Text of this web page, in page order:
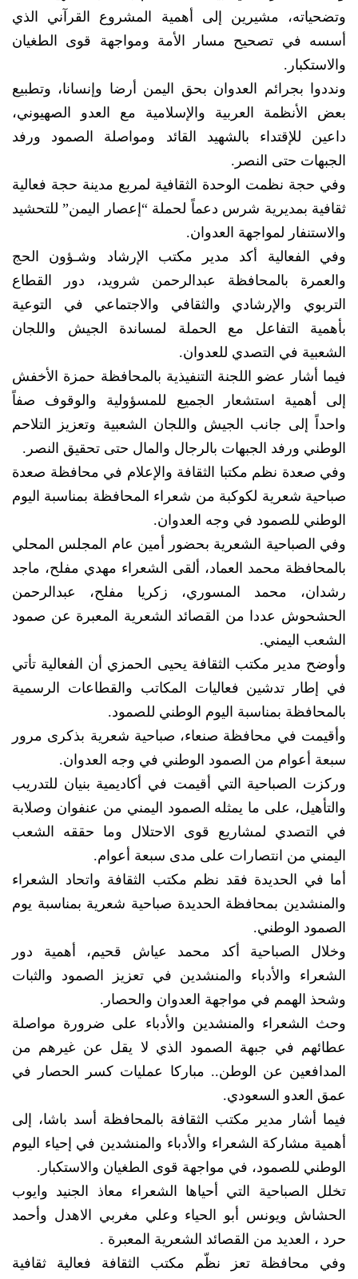
وتضحياته، مشيرين إلى أهمية المشروع القرآني الذي
أسسه في تصحيح مسار الأمة ومواجهة قوى الطغيان
والاستكبار.
ونددوا بجرائم العدوان بحق اليمن أرضا وإنسانا، وتطبيع
بعض الأنظمة العربية والإسلامية مع العدو الصهيوني،
داعين للإقتداء بالشهيد القائد ومواصلة الصمود ورفد
الجبهات حتى النصر.
وفي حجة نظمت الوحدة الثقافية لمربع مدينة حجة فعالية
ثقافية بمديرية شرس دعماً لحملة “إعصار اليمن” للتحشيد
والاستنفار لمواجهة العدوان.
وفي الفعالية أكد مدير مكتب الإرشاد وشـؤون الحج
والعمرة بالمحافظة عبدالرحمن شرويد، دور القطاع
التربوي والإرشادي والثقافي والاجتماعي في التوعية
بأهمية التفاعل مع الحملة لمساندة الجيش واللجان
الشعبية في التصدي للعدوان.
فيما أشار عضو اللجنة التنفيذية بالمحافظة حمزة الأخفش
إلى أهمية استشعار الجميع للمسؤولية والوقوف صفاً
واحداً إلى جانب الجيش واللجان الشعبية وتعزيز التلاحم
الوطني ورفد الجبهات بالرجال والمال حتى تحقيق النصر.
وفي صعدة نظم مكتبا الثقافة والإعلام في محافظة صعدة
صباحية شعرية لكوكبة من شعراء المحافظة بمناسبة اليوم
الوطني للصمود في وجه العدوان.
وفي الصباحية الشعرية بحضور أمين عام المجلس المحلي
بالمحافظة محمد العماد، ألقى الشعراء مهدي مفلح، ماجد
رشدان، محمد المسوري، زكريا مفلح، عبدالرحمن
الحشحوش عددا من القصائد الشعرية المعبرة عن صمود
الشعب اليمني.
وأوضح مدير مكتب الثقافة يحيى الحمزي أن الفعالية تأتي
في إطار تدشين فعاليات المكاتب والقطاعات الرسمية
بالمحافظة بمناسبة اليوم الوطني للصمود.
وأقيمت في محافظة صنعاء، صباحية شعرية بذكرى مرور
سبعة أعوام من الصمود الوطني في وجه العدوان.
وركزت الصباحية التي أقيمت في أكاديمية بنيان للتدريب
والتأهيل، على ما يمثله الصمود اليمني من عنفوان وصلابة
في التصدي لمشاريع قوى الاحتلال وما حققه الشعب
اليمني من انتصارات على مدى سبعة أعوام.
أما في الحديدة فقد نظم مكتب الثقافة واتحاد الشعراء
والمنشدين بمحافظة الحديدة صباحية شعرية بمناسبة يوم
الصمود الوطني.
وخلال الصباحية أكد محمد عياش قحيم، أهمية دور
الشعراء والأدباء والمنشدين في تعزيز الصمود والثبات
وشحذ الهمم في مواجهة العدوان والحصار.
وحث الشعراء والمنشدين والأدباء على ضرورة مواصلة
عطائهم في جبهة الصمود الذي لا يقل عن غيرهم من
المدافعين عن الوطن.. مباركا عمليات كسر الحصار في
عمق العدو السعودي.
فيما أشار مدير مكتب الثقافة بالمحافظة أسد باشا، إلى
أهمية مشاركة الشعراء والأدباء والمنشدين في إحياء اليوم
الوطني للصمود، في مواجهة قوى الطغيان والاستكبار.
تخلل الصباحية التي أحياها الشعراء معاذ الجنيد وايوب
الحشاش ويونس أبو الحياء وعلي مغربي الاهدل وأحمد
حرد ، العديد من القصائد الشعرية المعبرة .
وفي محافظة تعز نظّم مكتب الثقافة فعالية ثقافية